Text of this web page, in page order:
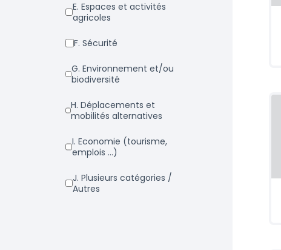
e. Espaces et activités
agricoles
f. Sécurité
g. Environnement et/ou
biodiversité
h. Déplacements et
mobilités alternatives
i. Economie (tourisme,
emplois ...)
j. Plusieurs catégories /
Autres